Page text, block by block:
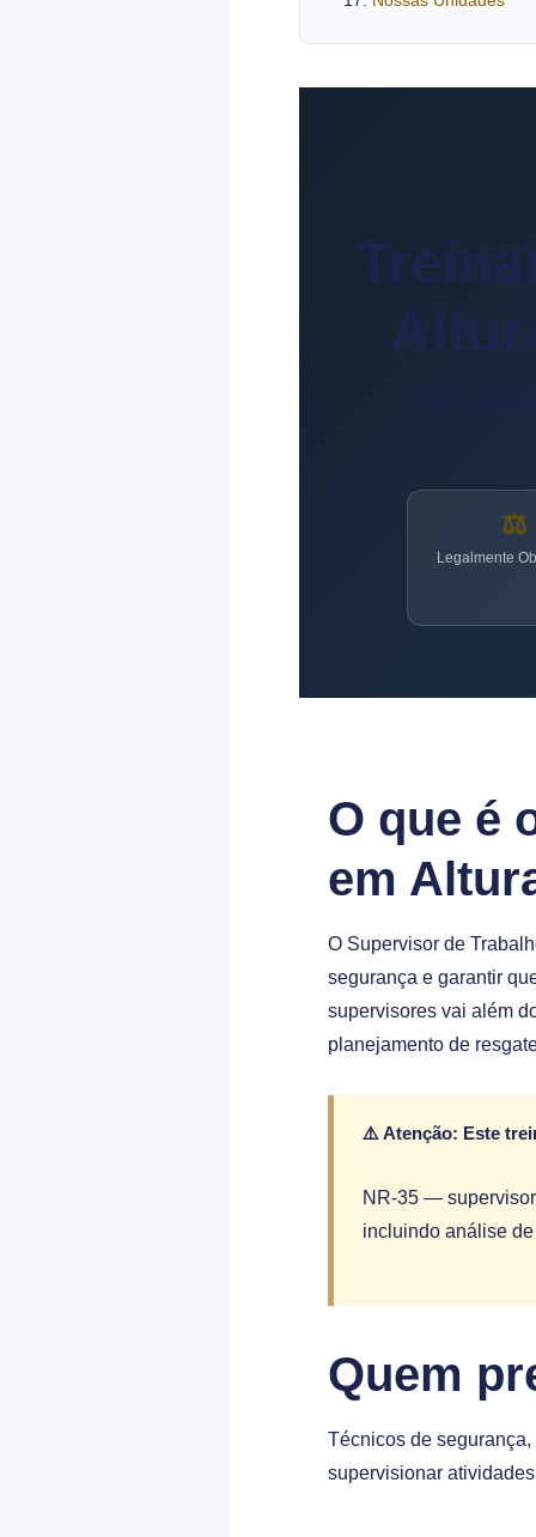
⚖️
Legalmente
O que é
em
O Supervisor de
segurança e garantir
supervisores vai além
planejamento de
⚠️ Atenção: Este
NR-35 —
incluindo análise
Quem
Técnicos de
supervisionar